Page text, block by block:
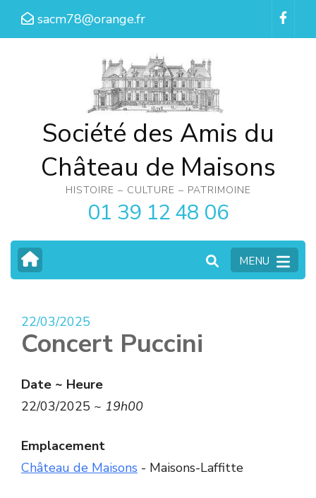
Aller
sacm78@orange.fr
Société des Amis du
Château de Maisons
HISTOIRE – CULTURE – PATRIMOINE
01 39 12 48 06
MENU
22/03/2025
Concert Puccini
Date ~ Heure
22/03/2025 ~ 19h00
Emplacement
Château de Maisons - Maisons-Laffitte